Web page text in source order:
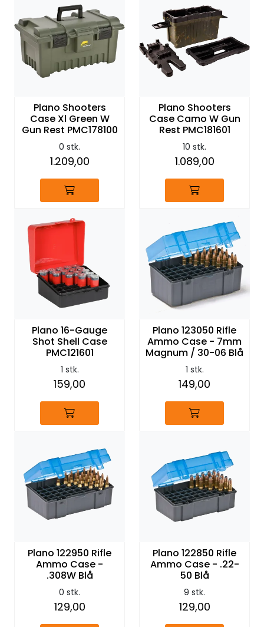
Plano Shooters
Case Xl Green W
Gun Rest PMC178100
0 stk.
1.209,00
Plano Shooters
Case Camo W Gun
Rest PMC181601
10 stk.
1.089,00
Plano 16-Gauge
Shot Shell Case
PMC121601
1 stk.
159,00
Plano 123050 Rifle
Ammo Case - 7mm
Magnum / 30-06 Blå
1 stk.
149,00
Plano 122950 Rifle
Ammo Case -
.308W Blå
0 stk.
129,00
Plano 122850 Rifle
Ammo Case - .22-
50 Blå
9 stk.
129,00